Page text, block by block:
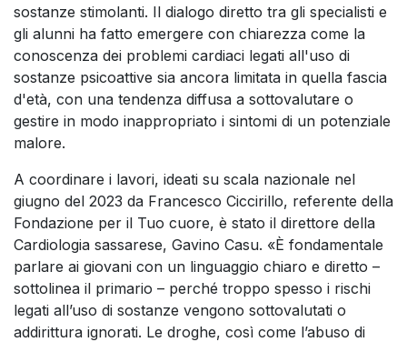
sostanze stimolanti. Il dialogo diretto tra gli specialisti e
gli alunni ha fatto emergere con chiarezza come la
conoscenza dei problemi cardiaci legati all'uso di
sostanze psicoattive sia ancora limitata in quella fascia
d'età, con una tendenza diffusa a sottovalutare o
gestire in modo inappropriato i sintomi di un potenziale
malore.
A coordinare i lavori, ideati su scala nazionale nel
giugno del 2023 da Francesco Ciccirillo, referente della
Fondazione per il Tuo cuore, è stato il direttore della
Cardiologia sassarese, Gavino Casu. «È fondamentale
parlare ai giovani con un linguaggio chiaro e diretto –
sottolinea il primario – perché troppo spesso i rischi
legati all’uso di sostanze vengono sottovalutati o
addirittura ignorati. Le droghe, così come l’abuso di